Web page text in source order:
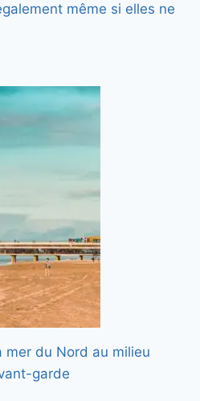
même si elles ne
mer du Nord au milieu
garde